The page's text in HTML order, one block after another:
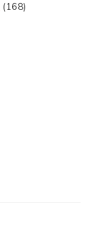
(168)